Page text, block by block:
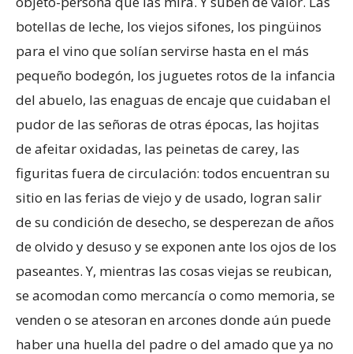
botellas de leche, los viejos sifones, los pingüinos
para el vino que solían servirse hasta en el más
pequeño bodegón, los juguetes rotos de la infancia
del abuelo, las enaguas de encaje que cuidaban el
pudor de las señoras de otras épocas, las hojitas
de afeitar oxidadas, las peinetas de carey, las
figuritas fuera de circulación: todos encuentran su
sitio en las ferias de viejo y de usado, logran salir
de su condición de desecho, se desperezan de años
de olvido y desuso y se exponen ante los ojos de los
paseantes. Y, mientras las cosas viejas se reubican,
se acomodan como mercancía o como memoria, se
venden o se atesoran en arcones donde aún puede
haber una huella del padre o del amado que ya no